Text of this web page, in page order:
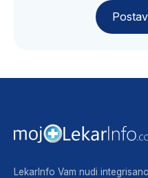
LekarInfo Vam nudi